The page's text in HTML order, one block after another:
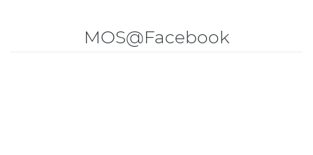
MOS@Facebook